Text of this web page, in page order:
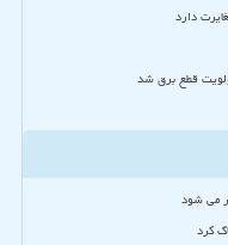
دارد
قطع برق شد
می شود
کرد